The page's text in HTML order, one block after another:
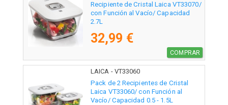
Recipiente de Cristal Laica VT33070/
con Función al Vacío/ Capacidad
2.7L
32,99 €
COMPRAR
LAICA - VT33060
Pack de 2 Recipientes de Cristal
Laica VT33060/ con Función al
Vacío/ Capacidad 0.5 - 1.5L